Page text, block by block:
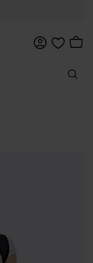
Favoriter